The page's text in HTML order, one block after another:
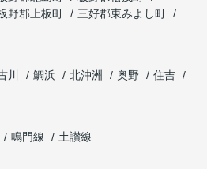
野郡上板町
三好郡東みよし町
川 鯛浜 北沖洲 奥野
住吉
鳴門線
土讃線